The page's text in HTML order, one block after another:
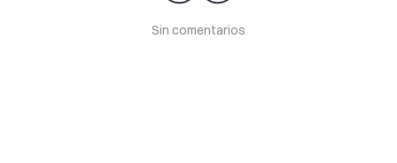
Sin comentarios